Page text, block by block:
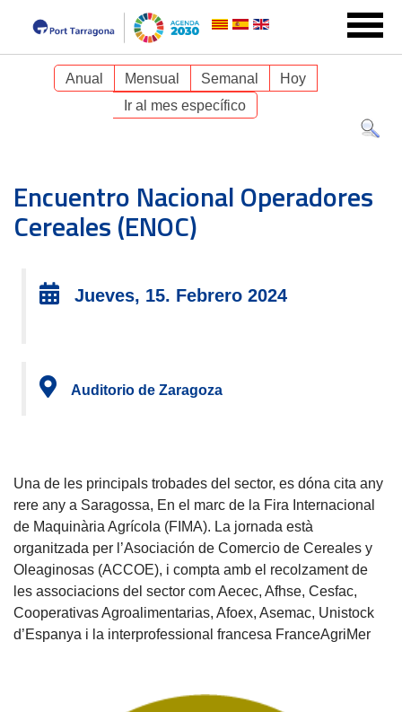
Anual Mensual Semanal
Hoy
Ir al mes específico
Encuentro Nacional Operadores
Cereales (ENOC)
Jueves, 15. Febrero 2024
Auditorio de Zaragoza
Una de les principals trobades del sector, es dóna cita any
rere any a Saragossa, En el marc de la Fira Internacional
de Maquinària Agrícola (FIMA). La jornada està
organitzada per l’Asociación de Comercio de Cereales y
Oleaginosas (ACCOE), i compta amb el recolzament de
les associacions del sector com Aecec, Afhse, Cesfac,
Cooperativas Agroalimentarias, Afoex, Asemac, Unistock
d’Espanya i la interprofessional francesa FranceAgriMer